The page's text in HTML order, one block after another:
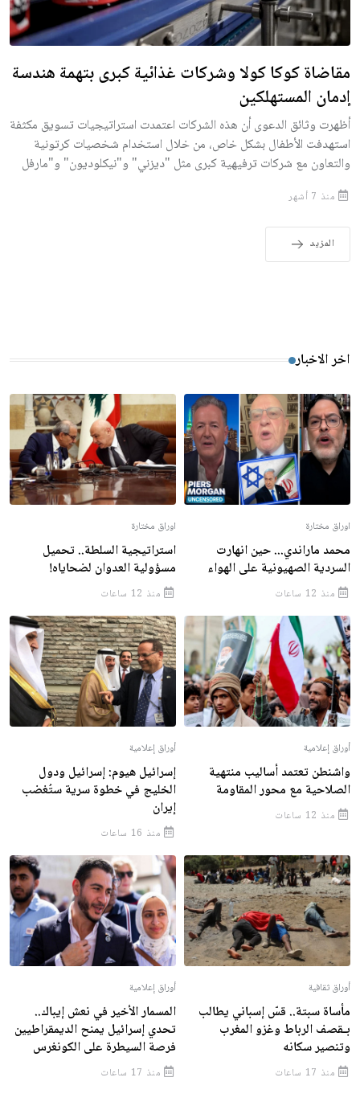
مقاضاة كوكا كولا وشركات غذائية كبرى بتهمة هندسة
إدمان المستهلكين
أظهرت وثائق الدعوى أن هذه الشركات اعتمدت استراتيجيات تسويق مكثفة
استهدفت الأطفال بشكل خاص، من خلال استخدام شخصيات كرتونية
والتعاون مع شركات ترفيهية كبرى مثل "ديزني" و"نيكلوديون" و"مارفل
منذ 7 أشهر
المزيد
اخر الاخبار
اوراق مختارة
محمد ماراندي... حين انهارت
السردية الصهيونية على الهواء
منذ 12 ساعات
اوراق مختارة
استراتيجية السلطة.. تحميل
مسؤولية العدوان لضحاياه!
منذ 12 ساعات
أوراق إعلامية
واشنطن تعتمد أساليب منتهية
الصلاحية مع محور المقاومة
منذ 12 ساعات
أوراق إعلامية
إسرائيل هيوم: إسرائيل ودول
الخليج في خطوة سرية ستُغضب
إيران
منذ 16 ساعات
أوراق ثقافية
مأساة سبتة.. قسّ إسباني يطالب
بـقصف الرباط وغزو المغرب
وتنصير سكانه
منذ 17 ساعات
أوراق إعلامية
المسمار الأخير في نعش إيباك..
تحدي إسرائيل يمنح الديمقراطيين
فرصة السيطرة على الكونغرس
منذ 17 ساعات